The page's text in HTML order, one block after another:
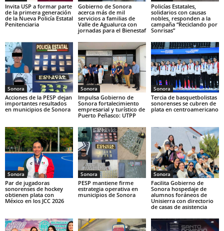
Invita USP a formar parte
de la primera generación
de la Nueva Policía Estatal
Penitenciaria
Gobierno de Sonora
acerca más de mil
servicios a familias de
Valle de Agualurca con
jornadas para el Bienestaf
Policías Estatales,
solidarios con causas
nobles, responden a la
campaña “Reciclando por
Sonrisas”
Sonora
Acciones de la PESP dejan
importantes resultados
en municipios de Sonora
Sonora
Impulsa Gobierno de
Sonora fortalecimiento
empresarial y turístico de
Puerto Peñasco: UTPP
Sonora
Tercia de basquetbolistas
sonorenses se cubren de
plata en centroamericano
Sonora
Par de jugadoras
sonorenses de hockey
obtienen plata con
México en los JCC 2026
Sonora
PESP mantiene firme
estrategia operativa en
municipios de Sonora
Sonora
Facilita Gobierno de
Sonora hospedaje de
alumnos foráneos de
Unisierra con directorio
de casas de asistencia